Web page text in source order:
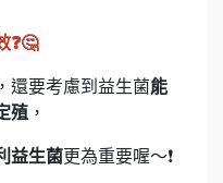
❓🤔
還要考慮到益生菌能
殖 ，
益生菌更為重要喔～❗